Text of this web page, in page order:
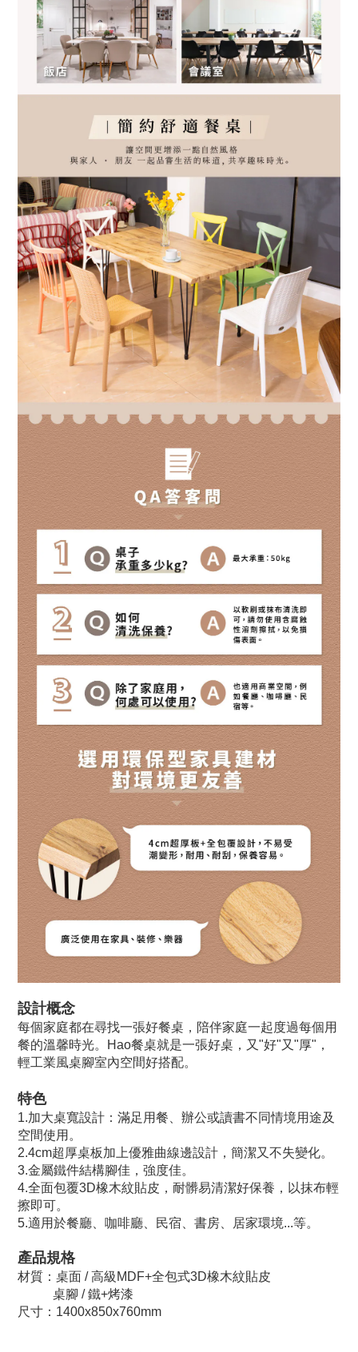
設計概念
每個家庭都在尋找一張好餐桌，陪伴家庭一起度過每個用
餐的溫馨時光。Hao餐桌就是一張好桌，又"好"又"厚"，
輕工業風桌腳室內空間好搭配。
特色
1.加大桌寬設計：滿足用餐、辦公或讀書不同情境用途及
空間使用。
2.4cm超厚桌板加上優雅曲線邊設計，簡潔又不失變化。
3.金屬鐵件結構腳佳，強度佳。
4.全面包覆3D橡木紋貼皮，耐髒易清潔好保養，以抹布輕
擦即可。
5.適用於餐廳、咖啡廳、民宿、書房、居家環境...等。
產品規格
材質： 桌面 / 高級MDF+全包式3D橡木紋貼皮
桌腳 / 鐵+烤漆
尺寸：1400x850x760mm